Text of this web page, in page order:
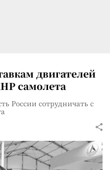
двигателей
самолета
России сотрудничать с